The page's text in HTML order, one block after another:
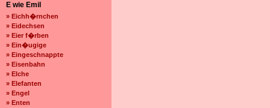
E wie Emil
» Eichh�rnchen
» Eidechsen
» Eier f�rben
» Ein�ugige
» Eingeschnappte
» Eisenbahn
» Elche
» Elefanten
» Engel
» Enten